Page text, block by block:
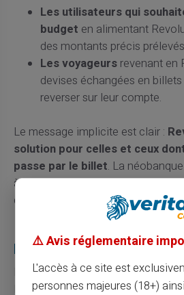
Les utilisateurs qui
budget en alimentant
des montants précis
Les voyageurs revenant en
devises échangées en
reverser sur leur compte.
Le message implicite est clair :
solution pour celles et ceux
passe par le billet. La
à un public déjà bancarisé, déjà
des flux dématérialisés.
Le cash reste un service
partie des Français
L'arrêt du rechargement par
lit pas isolément. Il s'inscrit dans
⚠️ Avis réglementaire
L'accès à ce site est
personnes majeures (18+)